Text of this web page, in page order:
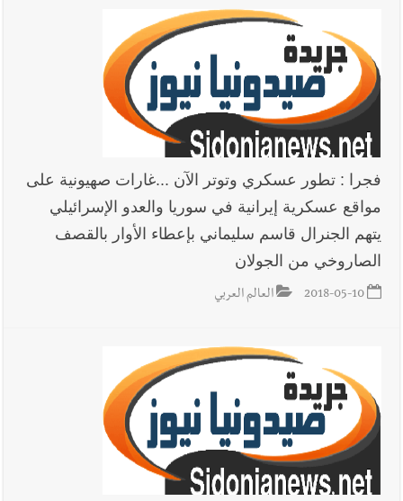
التشاوري الأول للمرصد الحضري
أخبار صيدا بالصور : بلدية صيدا تستقبل السيد محمد زيدان:
استعراض شامل لمشاريع وتأكيدٌ على حماية القيمة التراثية للمدينة
القديمة
أخبار صيدا عمر مرجان يطلق أكاديمية نادي الحرية لكرة القدم
النائب أكرم شهيب الذي شدد على ضرورة التفاف جميع اللبنانيين
حول الجيش في هذه المرحلة الدقيقة
أخبار لبنان مؤسسة مياه لبنان الجنوبي : جيش العدوالاسرائيلي
يستهدف فرق المؤسسة أثناء عملهم في عيتا الجبل
فجرا : تطور عسكري وتوتر الآن ...غارات صهيونية على
مواقع عسكرية إيرانية في سوريا والعدو الإسرائيلي
يتهم الجنرال قاسم سليماني بإعطاء الأوار بالقصف
الصاروخي من الجولان
2018-05-10 العالم العربي